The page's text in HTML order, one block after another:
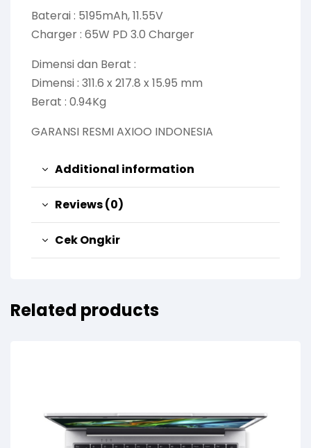
Baterai : 5195mAh, 11.55V
Charger : 65W PD 3.0 Charger
Dimensi dan Berat :
Dimensi : 311.6 x 217.8 x 15.95 mm
Berat : 0.94Kg
GARANSI RESMI AXIOO INDONESIA
Additional information
Reviews (0)
Cek Ongkir
Related products